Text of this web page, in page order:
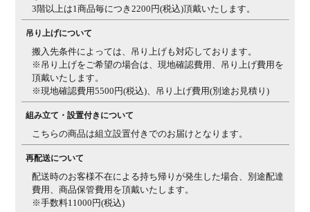
3階以上は1商品毎につき2200円(税込)頂戴いたします。
吊り上げについて
搬入先条件によっては、吊り上げも対応しております。
※吊り上げをご希望の場合は、現地確認費用、吊り上げ費用を
頂戴いたします。
※現地確認費用5500円(税込)、吊り上げ費用(別途お見積り)
組み立て・設置付きについて
こちらの商品は組立設置付きでのお届けとなります。
再配送について
配送時のお客様不在による持ち帰りが発生した場合、別途配達
費用、商品保管費用を頂戴いたします。
※手数料11000円(税込)